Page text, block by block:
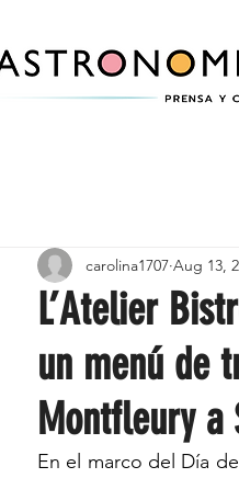
L’Atelier
un menú de
Montfleury
carolina1707 Aug 13,
En el marco del Día